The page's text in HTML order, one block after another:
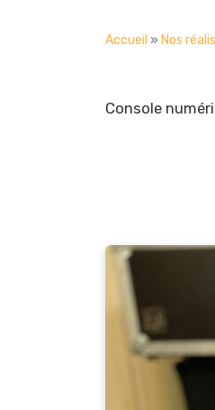
Accueil » Nos
Console